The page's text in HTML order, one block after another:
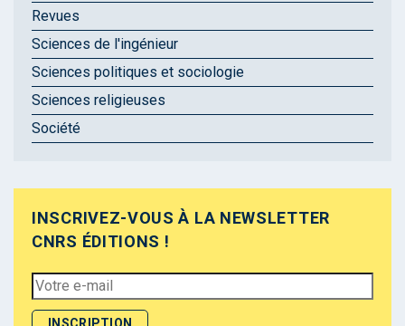
Revues
Sciences de l'ingénieur
Sciences politiques et sociologie
Sciences religieuses
Société
INSCRIVEZ-VOUS À LA NEWSLETTER
CNRS ÉDITIONS !